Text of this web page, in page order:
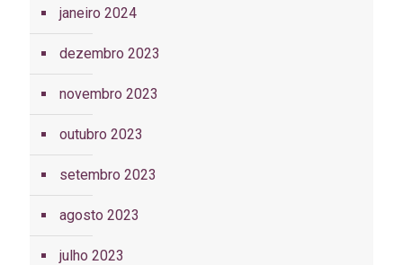
janeiro 2024
dezembro 2023
novembro 2023
outubro 2023
setembro 2023
agosto 2023
julho 2023